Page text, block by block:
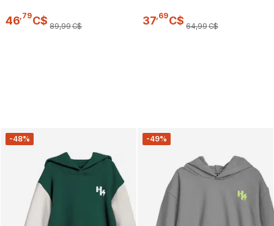
46,79C$ 89,99C$ 37,69C$ 64,99C$
-48% -49%